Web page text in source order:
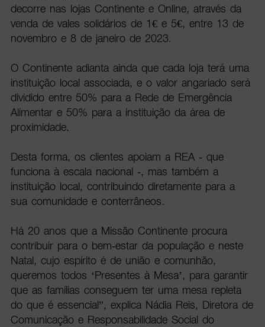
decorre nas lojas Continente e Online, através da
venda de vales solidários de 1€ e 5€, entre 13 de
novembro e 8 de janeiro de 2023.
O Continente adianta ainda que cada loja terá uma
instituição local associada, e o valor angariado será
dividido entre 50% para a Rede de Emergência
Alimentar e 50% para a instituição da área de
proximidade.
Desta forma, os clientes apoiam a REA - que
funciona à escala nacional -, mas também a
instituição local, contribuindo diretamente para a
sua comunidade e conterrâneos.
Há 20 anos que a Missão Continente procura
contribuir para o bem-estar da população e neste
Natal, cujo espírito é de união e comunhão,
queremos todos ‘Presentes à Mesa’, para garantir
que as famílias conseguem ter uma mesa repleta
do que é essencial”, explica Nádia Reis, Diretora de
Comunicação e Responsabilidade Social do